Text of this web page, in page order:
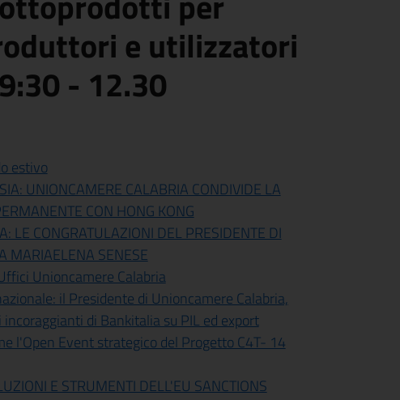
e utilizzatori
- 12.30
estivo
UNIONCAMERE CALABRIA CONDIVIDE LA
CON HONG KONG
LE CONGRATULAZIONI DEL PRESIDENTE DI
MARIAELENA SENESE
Unioncamere Calabria
il Presidente di Unioncamere Calabria,
di Bankitalia su PIL ed export
l'Open Event strategico del Progetto C4T- 14
E STRUMENTI DELL'EU SANCTIONS